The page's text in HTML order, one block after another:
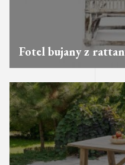
Fotel bujany z